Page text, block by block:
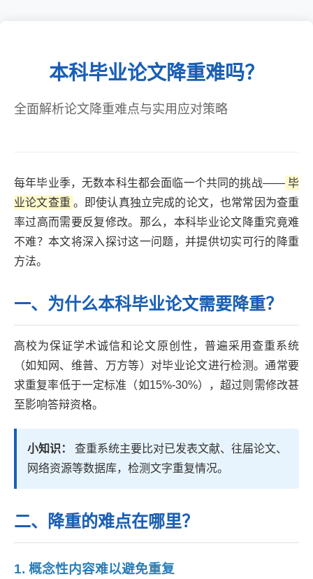
本科毕业论文降重难吗？
全面解析论文降重难点与实用应对策略
每年毕业季，无数本科生都会面临一个共同的挑战—— 毕
业论文查重 。即使认真独立完成的论文，也常常因为查重
率过高而需要反复修改。那么，本科毕业论文降重究竟难
不难？本文将深入探讨这一问题，并提供切实可行的降重
方法。
一、为什么本科毕业论文需要降重？
高校为保证学术诚信和论文原创性，普遍采用查重系统
（如知网、维普、万方等）对毕业论文进行检测。通常要
求重复率低于一定标准（如15%-30%），超过则需修改甚
至影响答辩资格。
小知识：
查重系统主要比对已发表文献、往届论文、
网络资源等数据库，检测文字重复情况。
二、降重的难点在哪里？
1. 概念性内容难以避免重复